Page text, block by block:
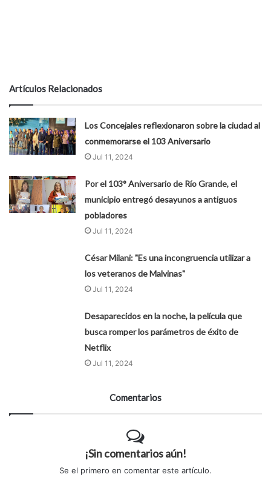
Artículos Relacionados
Los Concejales reflexionaron sobre la ciudad al
conmemorarse el 103 Aniversario
Jul 11, 2024
Por el 103° Aniversario de Río Grande, el
municipio entregó desayunos a antiguos
pobladores
Jul 11, 2024
César Milani: "Es una incongruencia utilizar a
los veteranos de Malvinas"
Jul 11, 2024
Desaparecidos en la noche, la película que
busca romper los parámetros de éxito de
Netflix
Jul 11, 2024
Comentarios
¡Sin comentarios aún!
Se el primero en comentar este artículo.